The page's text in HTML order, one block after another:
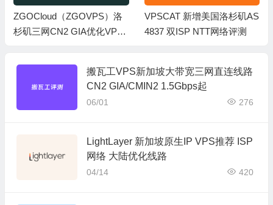
ZGOCloud（ZGOVPS）洛
杉矶三网CN2 GIA优化VPS
VPSCAT 新增美国洛杉矶AS
4837 双ISP NTT网络评测
搬瓦工VPS新加坡大带宽三网直连线路
CN2 GIA/CMIN2 1.5Gbps起
06/01 276
LightLayer 新加坡原生IP VPS推荐 ISP
网络 大陆优化线路
04/14 420